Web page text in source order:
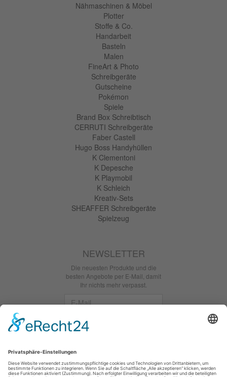
Nähmaschinen & Möbel
Plotter
Stoffe & Co.
Handarbeit
Basteln
Malen
FineArt & Photo
Schreibgeräte
Gutscheine
Pokémon
Spiele
Brand Box Schreibtisch
CERRUTI Schreibgeräte
Faber Castell
Hugo Boss Handyhüllen
K Clementoni
K Depesche
K Playmobil
K Schleich
Kreativ-Sets
SHEAFFER Schreibgeräte
Spielzeug
NEWSLETTER
Die neuesten Produkte und die
besten Angebote per E-Mail, damit
Ihr nichts mehr verpasst.
Facebook